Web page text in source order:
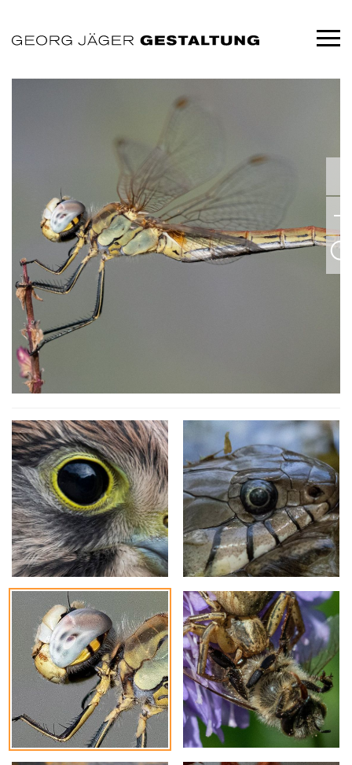
Frühe Heidelibelle Weibchen